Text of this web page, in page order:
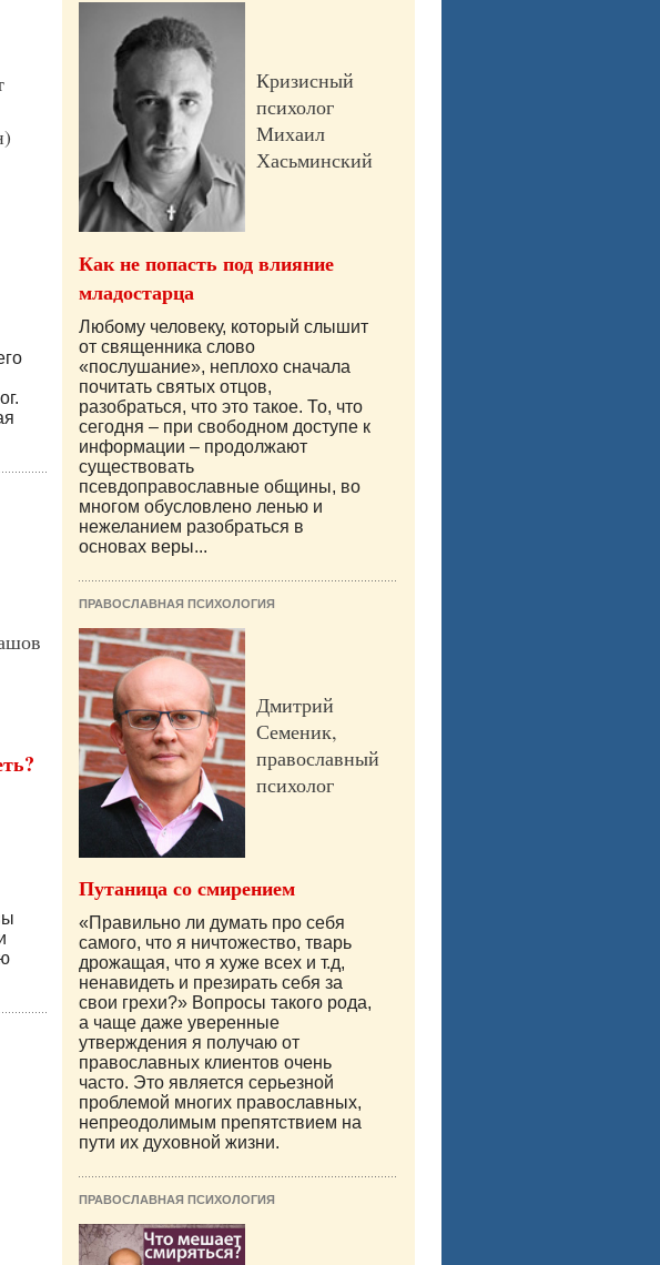
Кризисный
психолог
Михаил
Хасьминский
Как не попасть под влияние
младостарца
Любому человеку, который слышит
от священника слово
«послушание», неплохо сначала
почитать святых отцов,
разобраться, что это такое. То, что
сегодня – при свободном доступе к
информации – продолжают
существовать
псевдоправославные общины, во
многом обусловлено ленью и
нежеланием разобраться в
основах веры...
ПРАВОСЛАВНАЯ ПСИХОЛОГИЯ
Дмитрий
Семеник,
православный
психолог
Путаница со смирением
«Правильно ли думать про себя
самого, что я ничтожество, тварь
дрожащая, что я хуже всех и т.д,
ненавидеть и презирать себя за
свои грехи?» Вопросы такого рода,
а чаще даже уверенные
утверждения я получаю от
православных клиентов очень
часто. Это является серьезной
проблемой многих православных,
непреодолимым препятствием на
пути их духовной жизни.
ПРАВОСЛАВНАЯ ПСИХОЛОГИЯ